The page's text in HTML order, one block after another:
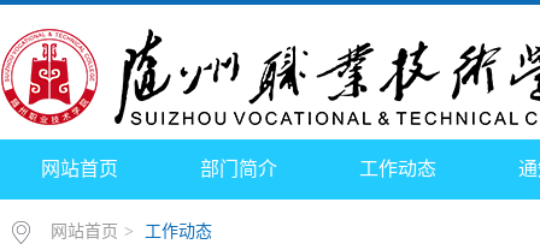
网站首页 部门简介 工作动态
网站首页 > 工作动态